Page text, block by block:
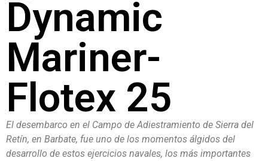
Dynamic
Mariner-
Flotex 25
El desembarco en el Campo de Adiestramiento de Sierra del
Retín, en Barbate, fue uno de los momentos álgidos del
desarrollo de estos ejercicios navales, los más importantes